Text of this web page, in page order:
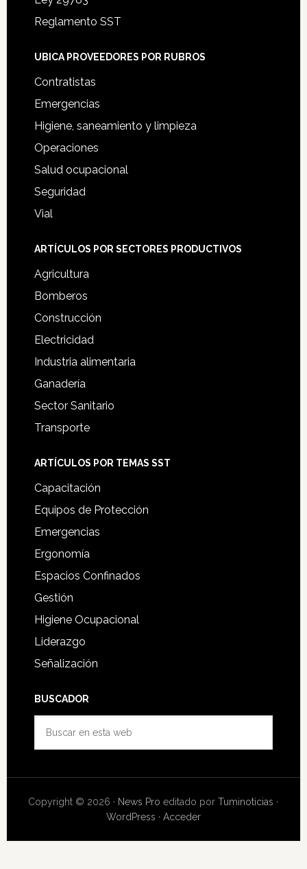
Reglamento SST
UBICA PROVEEDORES POR RUBROS
Contratistas
Emergencias
Higiene, saneamiento y limpieza
Operaciones
Salud ocupacional
Seguridad
Vial
ARTÍCULOS POR SECTORES PRODUCTIVOS
Agricultura
Bomberos
Construcción
Electricidad
Industria alimentaria
Ganadería
Sector Sanitario
Transporte
ARTÍCULOS POR TEMAS SST
Capacitación
Equipos de Protección
Emergencias
Ergonomía
Espacios Confinados
Gestión
Higiene Ocupacional
Liderazgo
Señalización
BUSCADOR
web
Copyright © 2026 · News Pro editado porTuminoticias ·
WordPress · Acceder